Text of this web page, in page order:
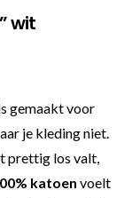
wit
gemaakt voor
je kleding niet.
prettig los valt,
katoen voelt